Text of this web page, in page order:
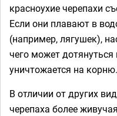
красноухие черепахи
Если они плавают в
(например, лягушек),
чего может
уничтожается на корню.
В отличии от других
черепаха более